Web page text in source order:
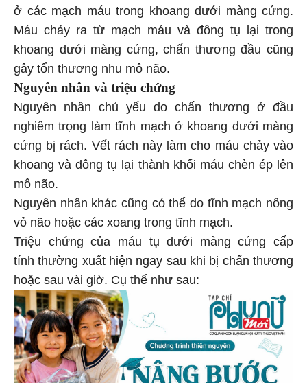
ở các mạch máu trong khoang dưới màng cứng.
Máu chảy ra từ mạch máu và đông tụ lại trong
khoang dưới màng cứng, chấn thương đầu cũng
gây tổn thương nhu mô não.
Nguyên nhân và triệu chứng
Nguyên nhân chủ yếu do chấn thương ở đầu
nghiêm trọng làm tĩnh mạch ở khoang dưới màng
cứng bị rách. Vết rách này làm cho máu chảy vào
khoang và đông tụ lại thành khối máu chèn ép lên
mô não.
Nguyên nhân khác cũng có thể do tĩnh mạch nông
vỏ não hoặc các xoang trong tĩnh mạch.
Triệu chứng của máu tụ dưới màng cứng cấp
tính thường xuất hiện ngay sau khi bị chấn thương
hoặc sau vài giờ. Cụ thể như sau: